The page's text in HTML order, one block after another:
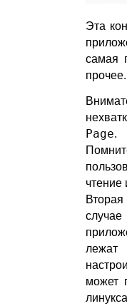
Эта
самая
прочее.
Page.
чтение
лежат
может